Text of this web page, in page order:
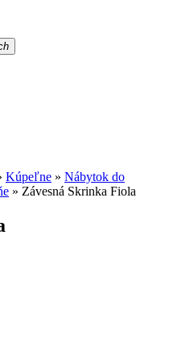
Kúpeľne » Nábytok do
» Závesná Skrinka Fiola